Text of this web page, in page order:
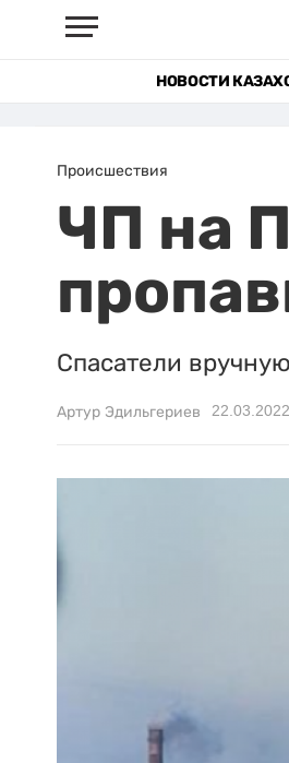
НОВОСТИ
Происшествия
ЧП на
Спасатели
Артур Эдильгериев